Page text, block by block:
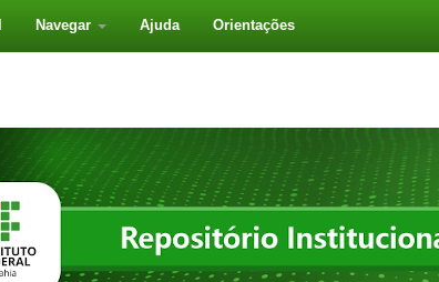
Navegar Ajuda Orientações